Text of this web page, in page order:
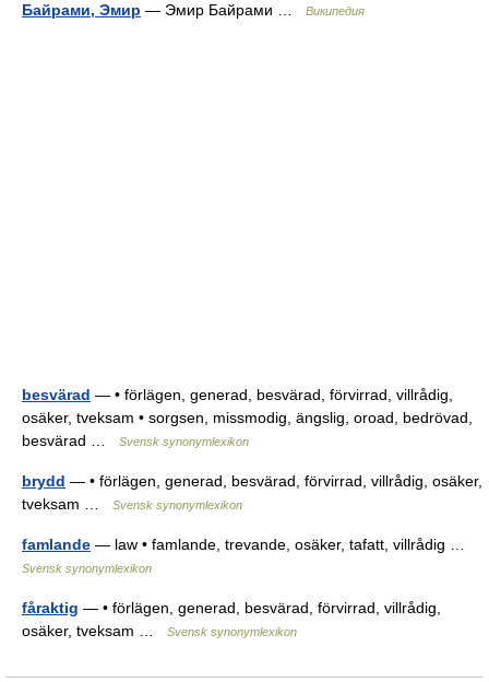
Байрами, Эмир — Эмир Байрами … Википедия
besvärad — • förlägen, generad, besvärad, förvirrad, villrådig,
osäker, tveksam • sorgsen, missmodig, ängslig, oroad, bedrövad,
besvärad …
Svensk synonymlexikon
brydd — • förlägen, generad, besvärad, förvirrad, villrådig, osäker,
tveksam …
Svensk synonymlexikon
famlande — law • famlande, trevande, osäker, tafatt, villrådig …
Svensk synonymlexikon
fåraktig — • förlägen, generad, besvärad, förvirrad, villrådig,
osäker, tveksam …
Svensk synonymlexikon